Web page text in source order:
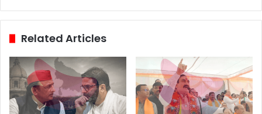
Related Articles